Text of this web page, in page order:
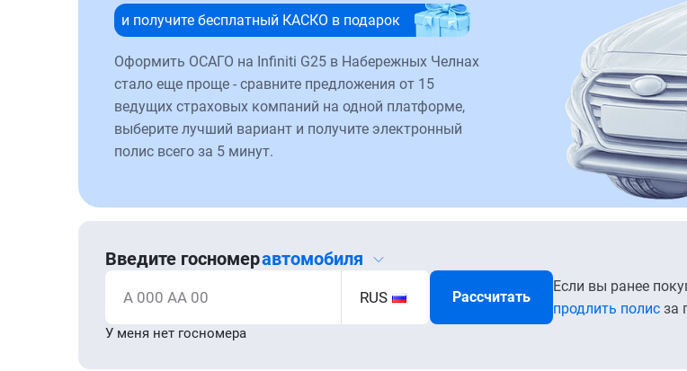
и получите бесплатный КАСКО в подарок
Оформить ОСАГО на Infiniti G25 в Набережных Челнах
стало еще проще - сравните предложения от 15
ведущих страховых компаний на одной платформе,
выберите лучший вариант и получите электронный
полис всего за 5 минут.
Введите госномеравтомобиля
А 000 АА 00 RUS Рассчитать
Если вы ранее
продлить полис за
У меня нет госномера